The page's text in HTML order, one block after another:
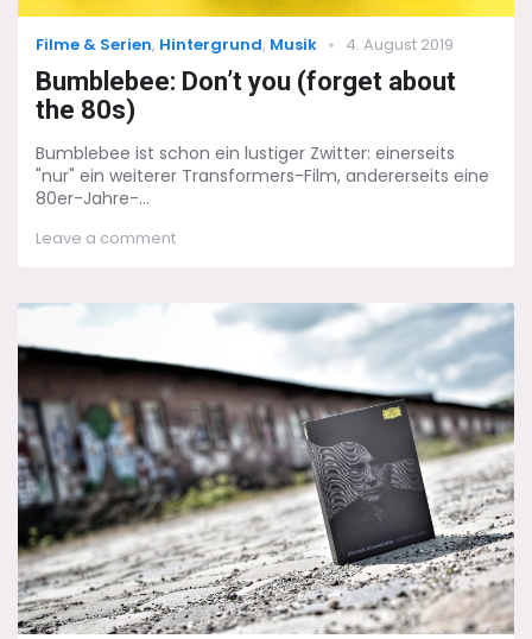
Categories
Filme & Serien, Hintergrund, Musik
Posted
4. August 2019
Bumblebee: Don’t you (forget about
the 80s)
Bumblebee ist schon ein lustiger Zwitter: einerseits
"nur" ein weiterer Transformers-Film, andererseits eine
80er-Jahre-...
Leave a commenton
(forget
the
80s)